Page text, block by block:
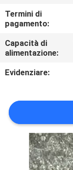
RICHIEDA
UNA
CITAZIONE
MAPPA
SITO
PRIVACY
POLICY
Termini di
pagamento:
Capacità di
alimentazione:
Evidenziare: